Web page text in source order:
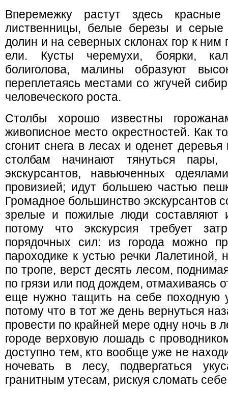
Вперемежку растут здесь
лиственницы, белые березы и
долин и на северных склонах гор к
ели. Кусты черемухи, боярки,
болиголова, малины образуют
переплетаясь местами со жгучей
человеческого роста.
Столбы хорошо известны
живописное место окрестностей. Как
сгонит снега в лесах и оденет
столбам начинают тянуться
экскурсантов, навьюченных
провизией; идут большею частью
Громадное большинство экскурсантов
зрелые и пожилые люди составляют
потому что экскурсия требует
порядочных сил: из города можно
пароходике к устью речки
по тропе, верст десять лесом,
по грязи или под дождем, отмахиваясь
еще нужно тащить на себе походную
потому что в тот же день вернуться
провести по крайней мере одну ночь в
городе верховую лошадь с
доступно тем, кто вообще уже не
ночевать в лесу, подвергаться
гранитным утесам, рискуя сломать